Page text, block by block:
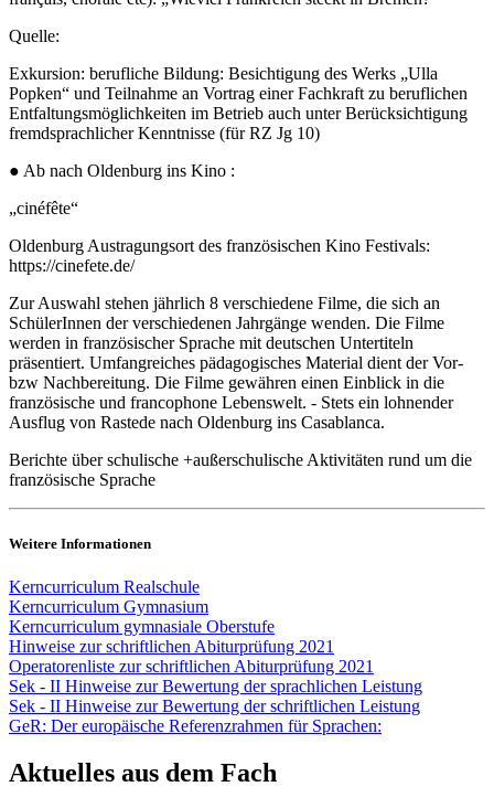
Quelle:
Exkursion: berufliche Bildung: Besichtigung des Werks „Ulla
Popken“ und Teilnahme an Vortrag einer Fachkraft zu beruflichen
Entfaltungsmöglichkeiten im Betrieb auch unter Berücksichtigung
fremdsprachlicher Kenntnisse (für RZ Jg 10)
● Ab nach Oldenburg ins Kino :
„cinéfête“
Oldenburg Austragungsort des französischen Kino Festivals:
https://cinefete.de/
Zur Auswahl stehen jährlich 8 verschiedene Filme, die sich an
SchülerInnen der verschiedenen Jahrgänge wenden. Die Filme
werden in französischer Sprache mit deutschen Untertiteln
präsentiert. Umfangreiches pädagogisches Material dient der Vor-
bzw Nachbereitung. Die Filme gewähren einen Einblick in die
französische und francophone Lebenswelt. - Stets ein lohnender
Ausflug von Rastede nach Oldenburg ins Casablanca.
Berichte über schulische +außerschulische Aktivitäten rund um die
französische Sprache
Weitere Informationen
Kerncurriculum Realschule
Kerncurriculum Gymnasium
Kerncurriculum gymnasiale Oberstufe
Hinweise zur schriftlichen Abiturprüfung 2021
Operatorenliste zur schriftlichen Abiturprüfung 2021
Sek - II Hinweise zur Bewertung der sprachlichen Leistung
Sek - II Hinweise zur Bewertung der schriftlichen Leistung
GeR: Der europäische Referenzrahmen für Sprachen:
Aktuelles aus dem Fach